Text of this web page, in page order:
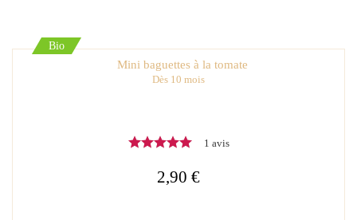
Bio
Mini baguettes à la tomate
Dès 10 mois
1 avis
2,90 €